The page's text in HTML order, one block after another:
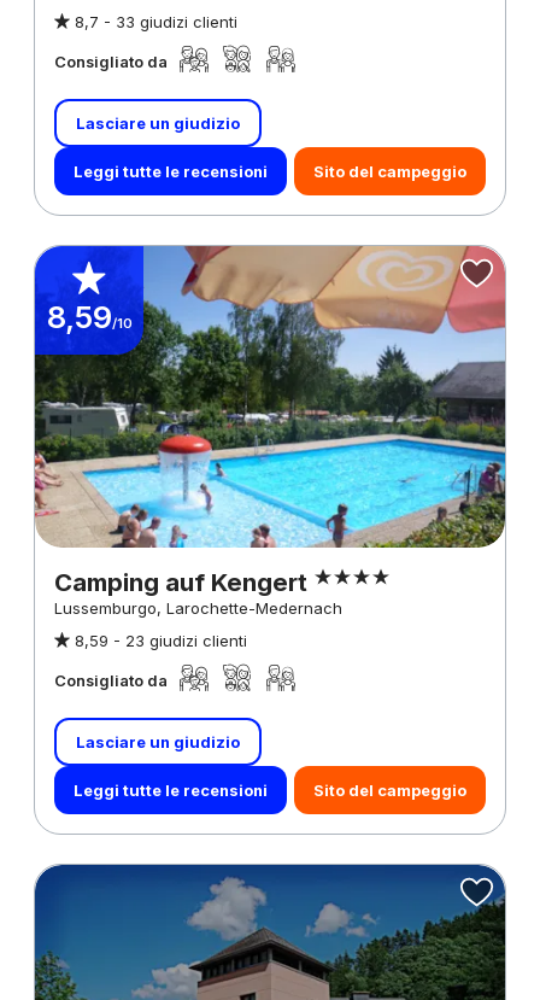
8,7 - 33 giudizi clienti
Consigliato da
Lasciare un giudizio
Leggi tutte le recensioni Sito del campeggio
8,59/10
Camping auf Kengert
Lussemburgo, Larochette-Medernach
8,59 - 23 giudizi clienti
Consigliato da
Lasciare un giudizio
Leggi tutte le recensioni Sito del campeggio